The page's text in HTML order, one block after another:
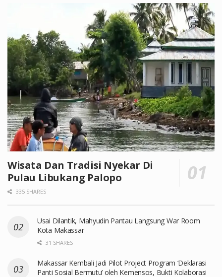
Wisata Dan Tradisi Nyekar Di
Pulau Libukang Palopo
335 SHARES
Usai Dilantik, Mahyudin Pantau Langsung War Room
Kota Makassar
31 SHARES
Makassar Kembali Jadi Pilot Project Program ‘Deklarasi
Panti Sosial Bermutu’ oleh Kemensos, Bukti Kolaborasi